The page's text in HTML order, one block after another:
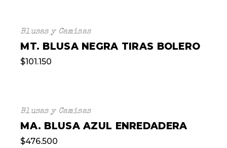
Blusas y Camisas
MT. BLUSA NEGRA TIRAS BOLERO
$101.150
Blusas y Camisas
MA. BLUSA AZUL ENREDADERA
$476.500